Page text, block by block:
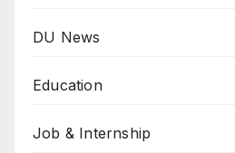
DU News
Education
Job & Internship